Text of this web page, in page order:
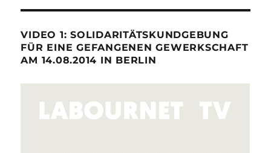
VIDEO 1: SOLIDARITÄTSKUNDGEBUNG
FÜR EINE GEFANGENEN GEWERKSCHAFT
AM 14.08.2014 IN BERLIN